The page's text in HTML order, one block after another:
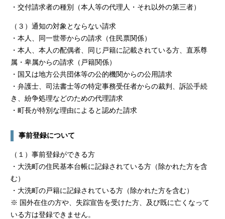
・交付請求者の種別（本人等の代理人・それ以外の第三者）
（３）通知の対象とならない請求
・本人、同一世帯からの請求（住民票関係）
・本人、本人の配偶者、同じ戸籍に記載されている方、直系尊
属・卑属からの請求（戸籍関係）
・国又は地方公共団体等の公的機関からの公用請求
・弁護士、司法書士等の特定事務受任者からの裁判、訴訟手続
き、紛争処理などのための代理請求
・町長が特別な理由によると認めた請求
事前登録について
（１）事前登録ができる方
・大洗町の住民基本台帳に記録されている方（除かれた方を含
む）
・大洗町の戸籍に記録されている方（除かれた方を含む）
※ 国外在住の方や、失踪宣告を受けた方、及び既に亡くなって
いる方は登録できません。